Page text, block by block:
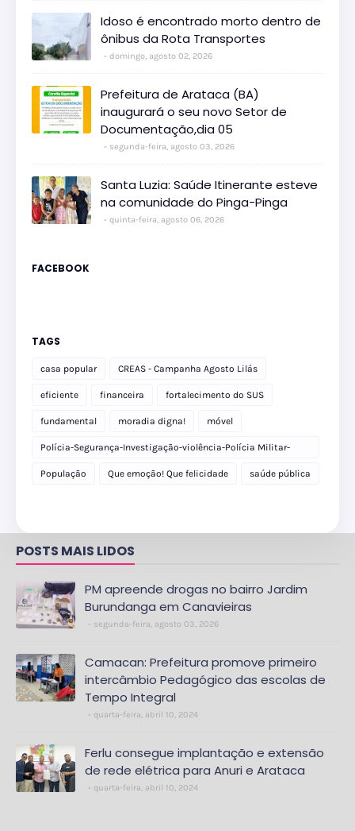
Idoso é encontrado morto dentro de
ônibus da Rota Transportes
domingo, agosto 02, 2026
Prefeitura de Arataca (BA)
inaugurará o seu novo Setor de
Documentação,dia 05
segunda-feira, agosto 03, 2026
Santa Luzia: Saúde Itinerante esteve
na comunidade do Pinga-Pinga
quinta-feira, agosto 06, 2026
FACEBOOK
TAGS
casa popular CREAS - Campanha Agosto Lilás
eficiente financeira fortalecimento do SUS
fundamental moradia digna! móvel
Polícia-Segurança-Investigação-violência-Polícia Militar-
delegacia
População Que emoção! Que felicidade saúde pública
POSTS MAIS LIDOS
PM apreende drogas no bairro Jardim
Burundanga em Canavieiras
segunda-feira, agosto 03, 2026
Camacan: Prefeitura promove primeiro
intercâmbio Pedagógico das escolas de
Tempo Integral
quarta-feira, abril 10, 2024
Ferlu consegue implantação e extensão
de rede elétrica para Anuri e Arataca
quarta-feira, abril 10, 2024